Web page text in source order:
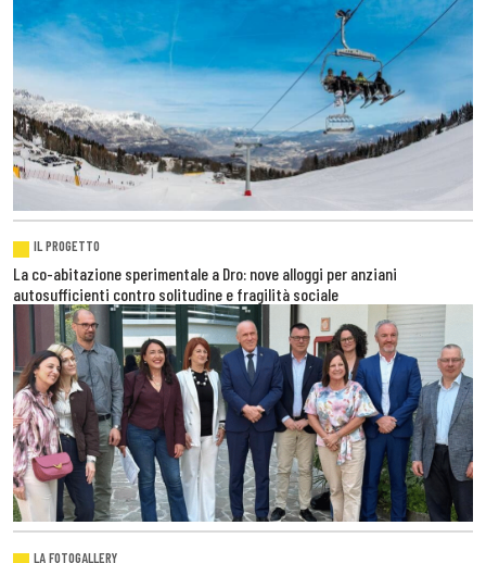
IL PROGETTO
La co-abitazione sperimentale a Dro: nove alloggi per anziani
autosufficienti contro solitudine e fragilità sociale
LA FOTOGALLERY